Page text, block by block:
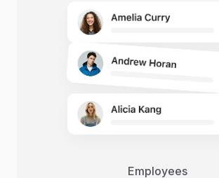
Employees